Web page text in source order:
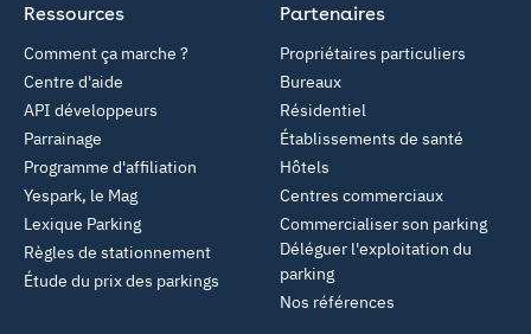
Partenaires
Propriétaires particuliers
Bureaux
Résidentiel
Établissements de santé
Hôtels
Centres commerciaux
Commercialiser son parking
Déléguer l'exploitation du
parking
Nos références
Ressources
Comment ça marche ?
Centre d'aide
API développeurs
Parrainage
Programme d'affiliation
Yespark, le Mag
Lexique Parking
Règles de stationnement
Étude du prix des parkings